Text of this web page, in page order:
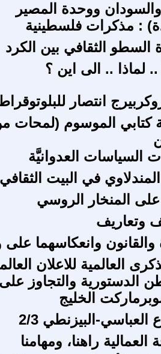
ووحدة المصير
: مذكرات فلسطينية
السطو الثقافي بين الكرد
.. لماذا .. الى اين ؟
انتصار
كتابي الموسوم (لمحات
السياسات العدوانيَّة
في البيت الثقافي
على المنخار الروسي
وتعاريف
والقانون وانعكاسهما
العالمية للاعلان
الدستورية والتجاوز على
الخليج
العباسي-البيزنطي 2/3
العمالية راهنا، ومهامنا